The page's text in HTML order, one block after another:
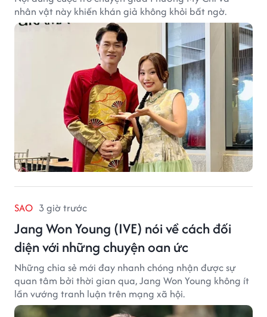
nhân vật này khiến khán giả không khỏi bất ngờ.
SAO 3 giờ trước
Jang Won Young (IVE) nói về cách đối
diện với những chuyện oan ức
Những chia sẻ mới đay nhanh chóng nhận được sự
quan tâm bởi thời gian qua, Jang Won Young không ít
lần vướng tranh luận trên mạng xã hội.